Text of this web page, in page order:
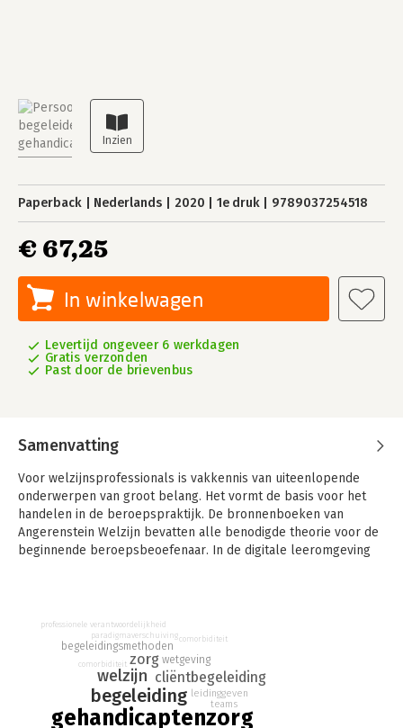
Paperback Nederlands 2020 1e druk 9789037254518
€ 67,25
In winkelwagen
Levertijd ongeveer 6 werkdagen
Gratis verzonden
Past door de brievenbus
Samenvatting
Voor welzijnsprofessionals is vakkennis van uiteenlopende
onderwerpen van groot belang. Het vormt de basis voor het
handelen in de beroepspraktijk. De bronnenboeken van
Angerenstein Welzijn bevatten alle benodigde theorie voor de
beginnende beroepsbeoefenaar. In de digitale leeromgeving
profielboeken voor niveau 4 van de methode Angerenstein
Welzijn. Dit bronnenboek bevat kennis over de onderwerpen:
ondersteuningsplan, dagbesteding en werk, informatie
verzamelen met de cliënt, specifieke beperkingen,
levensfasegericht begeleiden, specifieke
begeleidingsmethoden, voorlichting en advies geven,
gehandicaptenzorg
begeleiding
welzijn
zorg
cliëntbegeleiding
begeleidingsmethoden
wetgeving
leidinggeven
teams
comorbiditeit
paradigmaverschuivingcomorbiditeit
professionele verantwoordelijkheid